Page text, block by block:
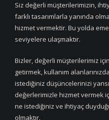
Siz değerli müşterilerimizin,
farklı tasarımlarla yanında
hizmet vermektir. Bu yolda
seviyelere ulaşmaktır.
Bizler, değerli müşterilerimiz
getirmek, kullanım
istediğiniz düşüncelerinizi
değerlerimizle hizmet vermek
ne istediğiniz ve ihtiyaç
olmaktır.